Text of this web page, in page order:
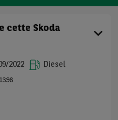
cette Skoda
2022
Diesel